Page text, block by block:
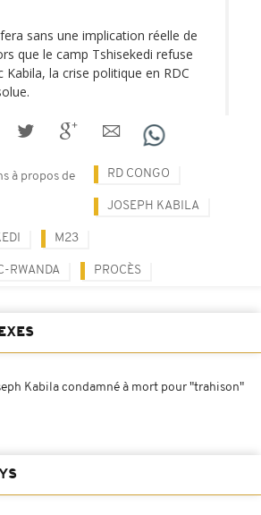
sans une implication réelle de
que le camp Tshisekedi refuse
la crise politique en RDC
à propos de RD CONGO
JOSEPH KABILA
M23
RWANDA PROCÈS
Kabila condamné à mort pour "trahison"